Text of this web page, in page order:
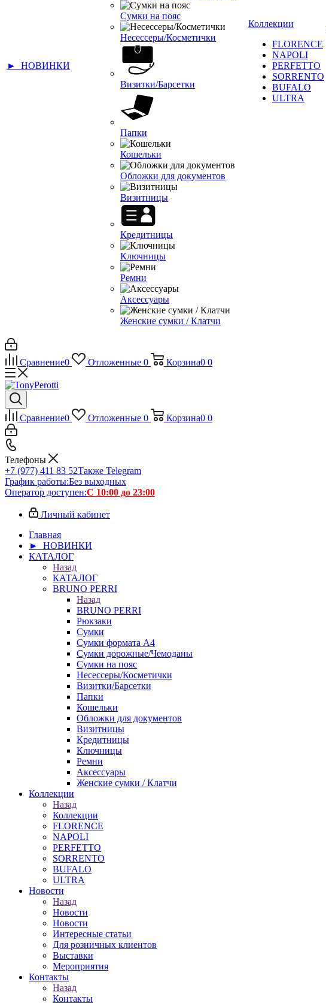
► НОВИНКИ
Сумки на пояс
Несессеры/Косметички
Визитки/Барсетки
Папки
Кошельки
Обложки для документов
Визитницы
Кредитницы
Ключницы
Ремни
Аксессуары
Женские сумки / Клатчи
Коллекции
FLORENCE
NAPOLI
PERFETTO
SORRENTO
BUFALO
ULTRA
Сравнение0 Отложенные 0 Корзина0 0
Сравнение0 Отложенные 0 Корзина0 0
Телефоны
+7 (977) 411 83 52Также Telegram
График работы:Без выходных
Оператор доступен:С 10:00 до 23:00
Личный кабинет
Главная
► НОВИНКИ
КАТАЛОГ
Назад
КАТАЛОГ
BRUNO PERRI
Назад
BRUNO PERRI
Рюкзаки
Сумки
Сумки формата А4
Сумки дорожные/Чемоданы
Сумки на пояс
Несессеры/Косметички
Визитки/Барсетки
Папки
Кошельки
Обложки для документов
Визитницы
Кредитницы
Ключницы
Ремни
Аксессуары
Женские сумки / Клатчи
Коллекции
Назад
Коллекции
FLORENCE
NAPOLI
PERFETTO
SORRENTO
BUFALO
ULTRA
Новости
Назад
Новости
Новости
Интересные статьи
Для розничных клиентов
Выставки
Мероприятия
Контакты
Назад
Контакты